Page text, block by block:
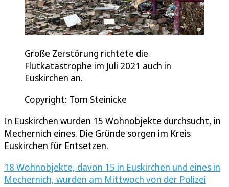
Große Zerstörung richtete die
Flutkatastrophe im Juli 2021 auch in
Euskirchen an.
Copyright: Tom Steinicke
In Euskirchen wurden 15 Wohnobjekte durchsucht, in
Mechernich eines. Die Gründe sorgen im Kreis
Euskirchen für Entsetzen.
18 Wohnobjekte, davon 15 in Euskirchen und eines in
Mechernich, wurden am Mittwoch von der Polizei